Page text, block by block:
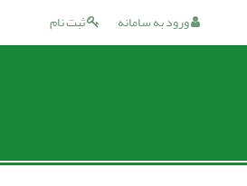
ثبت نام ورود به سامانه